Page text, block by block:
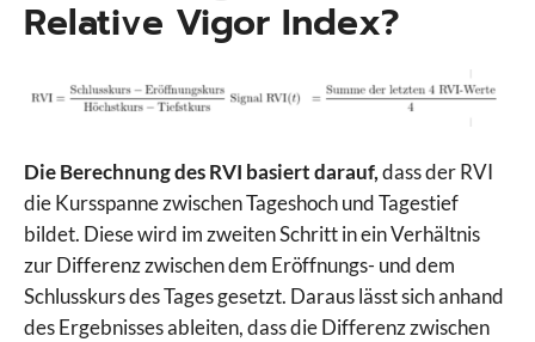
Relative Vigor Index?
Die Berechnung des RVI basiert darauf,dass der RVI
die Kursspanne zwischen Tageshoch und Tagestief
bildet. Diese wird im zweiten Schritt in ein Verhältnis
zur Differenz zwischen dem Eröffnungs- und dem
Schlusskurs des Tages gesetzt. Daraus lässt sich anhand
des Ergebnisses ableiten, dass die Differenz zwischen